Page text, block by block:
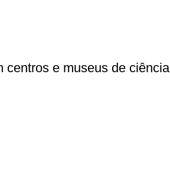
centros e museus de ciência